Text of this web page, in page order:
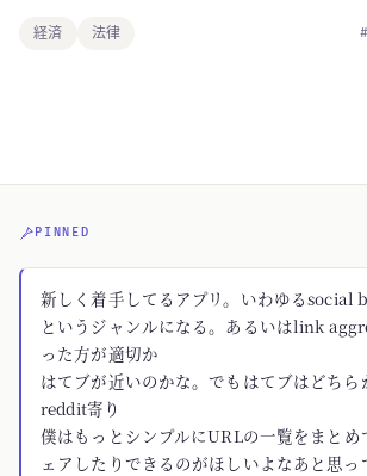
経済 法律
PINNED
新しく着手してるアプリ。いわゆる
というジャンルになる。あるいはlink
った方が適切か
はてブが近いのかな。でもはてブはどちら
reddit寄り
僕はもっとシンプルにURLの一覧をまとめ
ェアしたりできるのがほしいよなあと思っ